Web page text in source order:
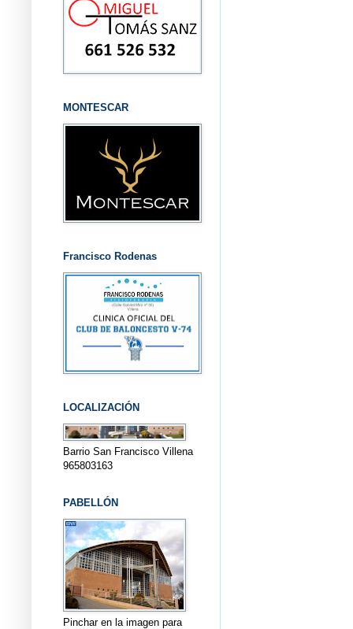
MONTESCAR
Francisco Rodenas
LOCALIZACIÓN
Barrio San Francisco Villena
965803163
PABELLÓN
Pinchar en la imagen para